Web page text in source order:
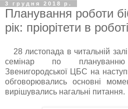
3 грудня 2018 р.
Планування роботи
рік: пріорітети в
28 листопада в читальній
семінар по плануванню
Звенигородської ЦБС на
обговорювались основні
вирішувались нагальні питання.